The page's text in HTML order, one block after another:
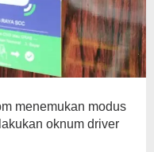
menemukan modus
oknum driver